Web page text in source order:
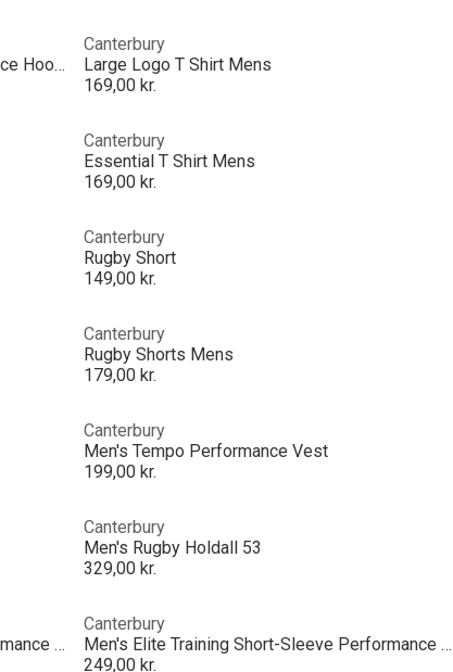
Men's Tempo Over The Head Performance Hoodie
Canterbury
Large Logo T Shirt Mens
169,00 kr.
Canterbury
Essential T Shirt Mens
169,00 kr.
Canterbury
Rugby Short
149,00 kr.
Canterbury
Rugby Shorts Mens
179,00 kr.
Canterbury
Men's Tempo Performance Vest
199,00 kr.
Canterbury
Men's Rugby Holdall 53
329,00 kr.
Men's Elite Training Short-Sleeve Performance T-Shirt
Canterbury
Men's Elite Training Short-Sleeve Performance T-Shirt
249,00 kr.